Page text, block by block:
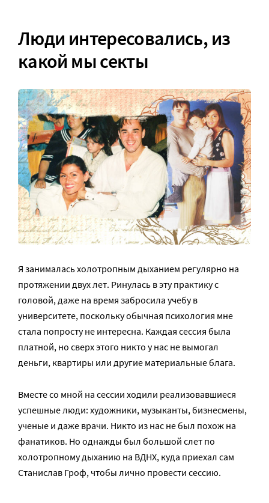
Люди интересовались, из
какой мы секты
Я занималась холотропным дыханием регулярно на
протяжении двух лет. Ринулась в эту практику с
головой, даже на время забросила учебу в
университете, поскольку обычная психология мне
стала попросту не интересна. Каждая сессия была
платной, но сверх этого никто у нас не вымогал
деньги, квартиры или другие материальные блага.
Вместе со мной на сессии ходили реализовавшиеся
успешные люди: художники, музыканты, бизнесмены,
ученые и даже врачи. Никто из нас не был похож на
фанатиков. Но однажды был большой слет по
холотропному дыханию на ВДНХ, куда приехал сам
Станислав Гроф, чтобы лично провести сессию.